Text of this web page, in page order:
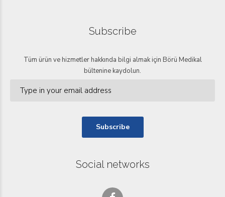
Subscribe
Tüm ürün ve hizmetler hakkında bilgi almak için Börü Medikal
bültenine kaydolun.
Social networks